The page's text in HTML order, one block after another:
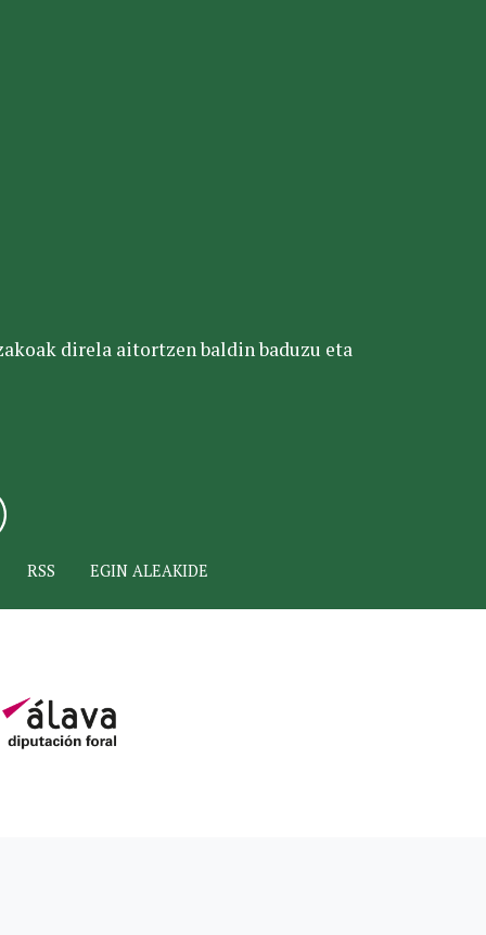
direla aitortzen baldin baduzu eta
RSS EGIN ALEAKIDE